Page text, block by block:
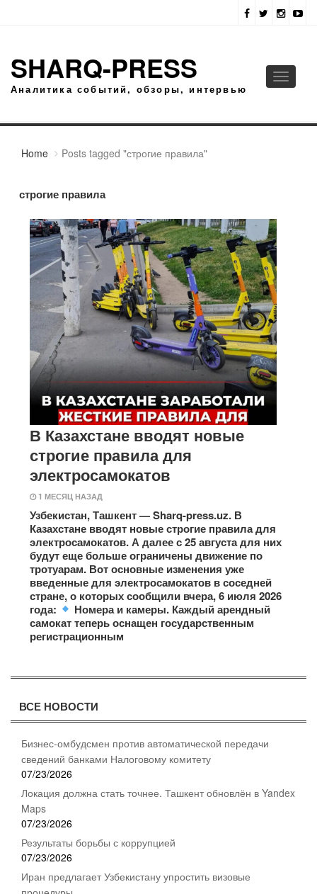
SHARQ-PRESS
Аналитика событий, обзоры, интервью
Toggle
Home Posts tagged "строгие правила"
строгие правила
В Казахстане вводят новые
строгие правила для
электросамокатов
1 МЕСЯЦ НАЗАД
Узбекистан, Ташкент — Sharq-press.uz. В
Казахстане вводят новые строгие правила для
электросамокатов. А далее с 25 августа для них
будут еще больше ограничены движение по
тротуарам. Вот основные изменения уже
введенные для электросамокатов в соседней
стране, о которых сообщили вчера, 6 июля 2026
года:
Номера и камеры. Каждый арендный
самокат теперь оснащен государственным
регистрационным
ВСЕ НОВОСТИ
Бизнес-омбудсмен против автоматической передачи
сведений банками Налоговому комитету
07/23/2026
Локация должна стать точнее. Ташкент обновлён в Yandex
Maps
07/23/2026
Результаты борьбы с коррупцией
07/23/2026
Иран предлагает Узбекистану упростить визовые